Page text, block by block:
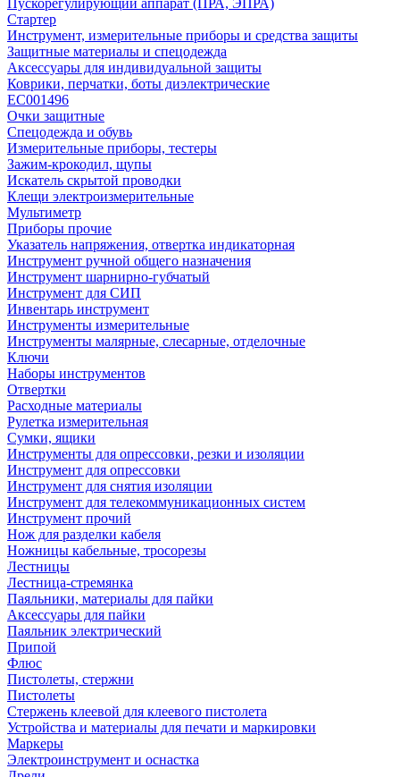
Пускорегулирующий аппарат (ПРА, ЭПРА)
Стартер
Инструмент, измерительные приборы и средства защиты
Защитные материалы и спецодежда
Аксессуары для индивидуальной защиты
Коврики, перчатки, боты диэлектрические
EC001496
Очки защитные
Спецодежда и обувь
Измерительные приборы, тестеры
Зажим-крокодил, щупы
Искатель скрытой проводки
Клещи электроизмерительные
Мультиметр
Приборы прочие
Указатель напряжения, отвертка индикаторная
Инструмент ручной общего назначения
Инструмент шарнирно-губчатый
Инструмент для СИП
Инвентарь инструмент
Инструменты измерительные
Инструменты малярные, слесарные, отделочные
Ключи
Наборы инструментов
Отвертки
Расходные материалы
Рулетка измерительная
Сумки, ящики
Инструменты для опрессовки, резки и изоляции
Инструмент для опрессовки
Инструмент для снятия изоляции
Инструмент для телекоммуникационных систем
Инструмент прочий
Нож для разделки кабеля
Ножницы кабельные, тросорезы
Лестницы
Лестница-стремянка
Паяльники, материалы для пайки
Аксессуары для пайки
Паяльник электрический
Припой
Флюс
Пистолеты, стержни
Пистолеты
Стержень клеевой для клеевого пистолета
Устройства и материалы для печати и маркировки
Маркеры
Электроинструмент и оснастка